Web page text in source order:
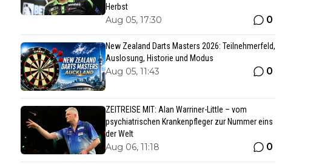
Herbst
Aug 05, 17:30 0
New Zealand Darts Masters 2026: Teilnehmerfeld,
Auslosung, Historie und Modus
Aug 05, 11:43 0
ZEITREISE MIT: Alan Warriner-Little – vom
psychiatrischen Krankenpfleger zur Nummer eins
der Welt
Aug 06, 11:18 0